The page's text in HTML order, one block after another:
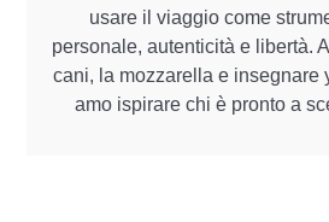
usare il viaggio come
personale, autenticità e libertà.
cani, la mozzarella e insegnare
amo ispirare chi è pronto a